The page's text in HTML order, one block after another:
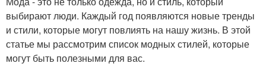
выбирают люди. Каждый год появляются новые тренды
и стили, которые могут повлиять на нашу жизнь. В этой
статье мы рассмотрим список модных стилей, которые
могут быть полезными для вас.